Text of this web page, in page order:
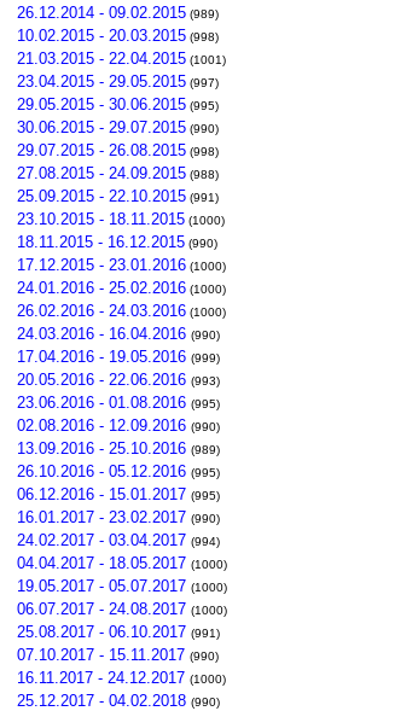
26.12.2014 - 09.02.2015 (989)
10.02.2015 - 20.03.2015 (998)
21.03.2015 - 22.04.2015 (1001)
23.04.2015 - 29.05.2015 (997)
29.05.2015 - 30.06.2015 (995)
30.06.2015 - 29.07.2015 (990)
29.07.2015 - 26.08.2015 (998)
27.08.2015 - 24.09.2015 (988)
25.09.2015 - 22.10.2015 (991)
23.10.2015 - 18.11.2015 (1000)
18.11.2015 - 16.12.2015 (990)
17.12.2015 - 23.01.2016 (1000)
24.01.2016 - 25.02.2016 (1000)
26.02.2016 - 24.03.2016 (1000)
24.03.2016 - 16.04.2016 (990)
17.04.2016 - 19.05.2016 (999)
20.05.2016 - 22.06.2016 (993)
23.06.2016 - 01.08.2016 (995)
02.08.2016 - 12.09.2016 (990)
13.09.2016 - 25.10.2016 (989)
26.10.2016 - 05.12.2016 (995)
06.12.2016 - 15.01.2017 (995)
16.01.2017 - 23.02.2017 (990)
24.02.2017 - 03.04.2017 (994)
04.04.2017 - 18.05.2017 (1000)
19.05.2017 - 05.07.2017 (1000)
06.07.2017 - 24.08.2017 (1000)
25.08.2017 - 06.10.2017 (991)
07.10.2017 - 15.11.2017 (990)
16.11.2017 - 24.12.2017 (1000)
25.12.2017 - 04.02.2018 (990)